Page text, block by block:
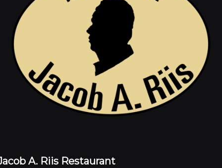
A. Riis Restaurant